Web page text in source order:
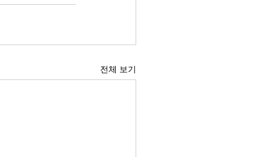
전체 보기